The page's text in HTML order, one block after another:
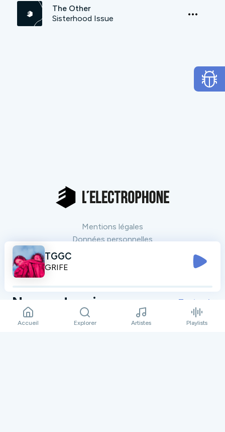
The Other
Sisterhood Issue
Mentions légales
Données personnelles
Nos partenaires Tout voir
TGGC
GRIFE
Accueil Explorer Artistes Playlists